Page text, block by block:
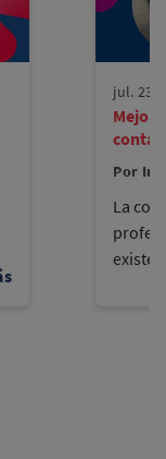
jul. 23,
Por
La